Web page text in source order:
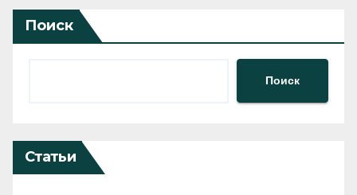
Поиск
Поиск
Статьи